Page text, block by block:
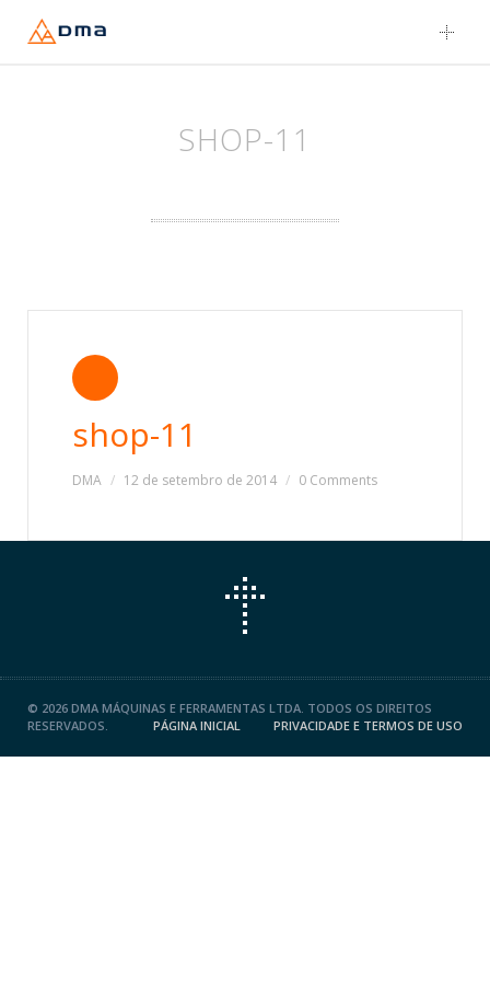
Skip
to
SHOP-11
shop-11
DMA 12 de setembro de 2014 0 Comments
© 2026 DMA MÁQUINAS E FERRAMENTAS LTDA. TODOS OS DIREITOS
RESERVADOS.
PÁGINA INICIAL PRIVACIDADE E TERMOS DE USO